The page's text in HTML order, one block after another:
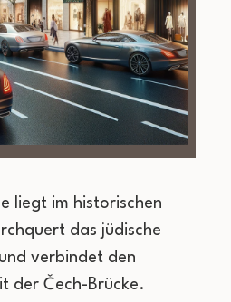
liegt im historischen
das jüdische
verbindet den
der Čech-Brücke.